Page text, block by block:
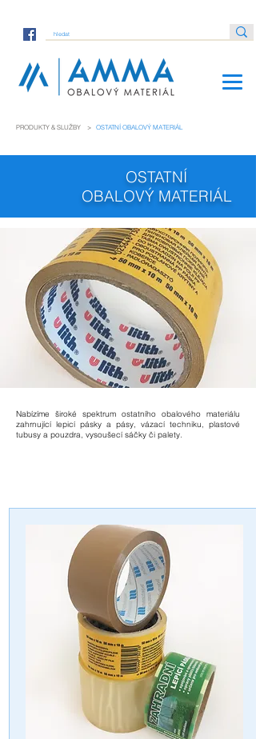
PRODUKTY & SLUŽBY > OSTATNÍ OBALOVÝ MATERIÁL
OSTATNÍ
OBALOVÝ MATERIÁL
Nabízíme široké spektrum ostatního obalového materiálu
zahrnující lepicí pásky a pásy, vázací techniku, plastové
tubusy a pouzdra, vysoušecí sáčky či palety.